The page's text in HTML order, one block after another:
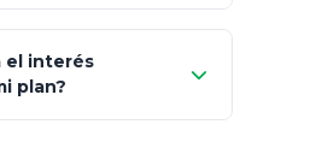
Fuerte)
el interés
plan?